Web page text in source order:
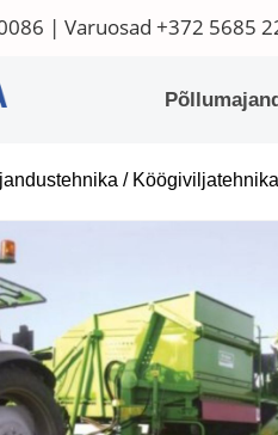
| Varuosad +372 5685
/ Köögiviljatehnika